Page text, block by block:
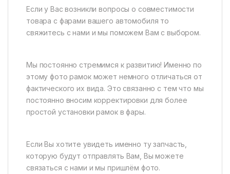
Если у Вас возникли вопросы о совместимости
товара с фарами вашего автомобиля то
свяжитесь с нами и мы поможем Вам с выбором.
Мы постоянно стремимся к развитию! Именно по
этому фото рамок может немного отличаться от
фактического их вида. Это связанно с тем что мы
постоянно вносим корректировки для более
простой установки рамок в фары.
Если Вы хотите увидеть именно ту запчасть,
которую будут отправлять Вам, Вы можете
связаться с нами и мы пришлём фото.